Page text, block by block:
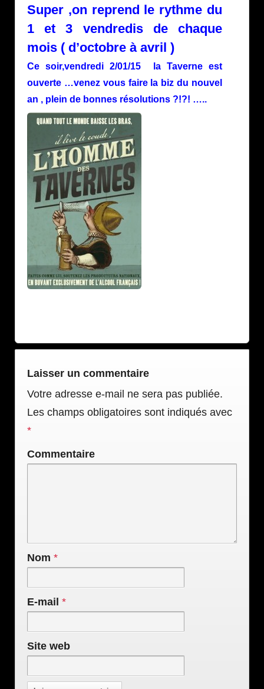
Super ,on reprend le rythme du
1 et 3 vendredis de chaque
mois ( d’octobre à avril )
Ce soir,vendredi 2/01/15 la Taverne est
ouverte …venez vous faire la biz du nouvel
an , plein de bonnes résolutions ?!?! …..
Laisser un commentaire
Votre adresse e-mail ne sera pas publiée.
Les champs obligatoires sont indiqués avec
*
Commentaire
Nom *
E-mail *
Site web